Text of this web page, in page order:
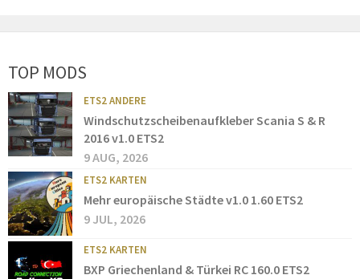
TOP MODS
ETS2 ANDERE
Windschutzscheibenaufkleber Scania S & R
2016 v1.0 ETS2
9 AUG, 2026
ETS2 KARTEN
Mehr europäische Städte v1.0 1.60 ETS2
9 JUL, 2026
ETS2 KARTEN
BXP Griechenland & Türkei RC 160.0 ETS2